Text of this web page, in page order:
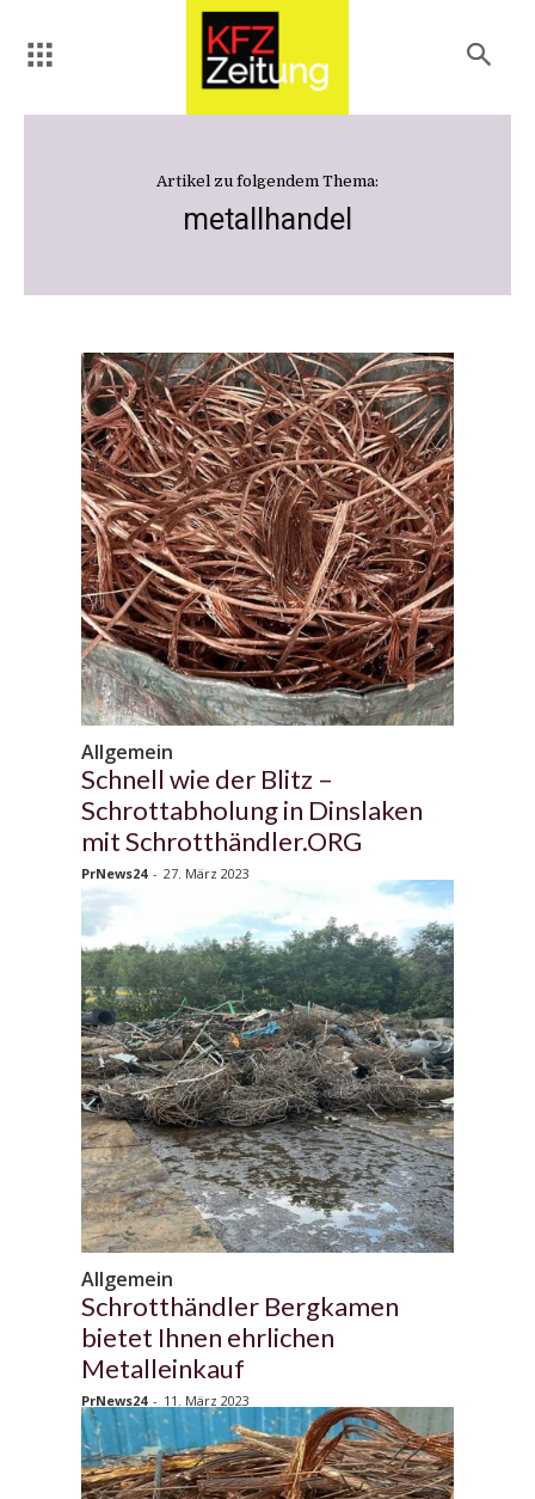
Artikel zu folgendem Thema:
metallhandel
Allgemein
Schnell wie der Blitz –
Schrottabholung in Dinslaken
mit Schrotthändler.ORG
PrNews24 - 27. März 2023
Allgemein
Schrotthändler Bergkamen
bietet Ihnen ehrlichen
Metalleinkauf
PrNews24 - 11. März 2023